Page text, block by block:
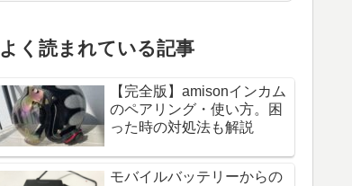
よく読まれている記事
【完全版】amisonインカム
のペアリング・使い方。困
った時の対処法も解説
モバイルバッテリーからの